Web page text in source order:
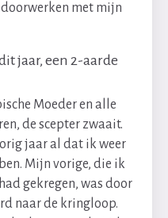
met mijn
jaar, een 2-aarde
Moeder en alle
de scepter zwaait.
jaar al dat ik weer
Mijn vorige, die ik
gekregen, was door
naar de kringloop.